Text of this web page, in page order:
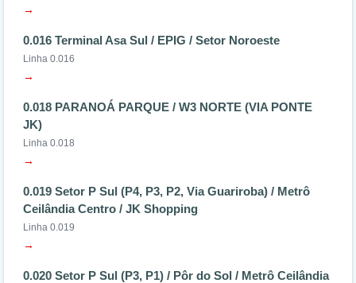
→
0.016 Terminal Asa Sul / EPIG / Setor Noroeste
Linha 0.016
→
0.018 PARANOÁ PARQUE / W3 NORTE (VIA PONTE
JK)
Linha 0.018
→
0.019 Setor P Sul (P4, P3, P2, Via Guariroba) / Metrô
Ceilândia Centro / JK Shopping
Linha 0.019
→
0.020 Setor P Sul (P3, P1) / Pôr do Sol / Metrô Ceilândia